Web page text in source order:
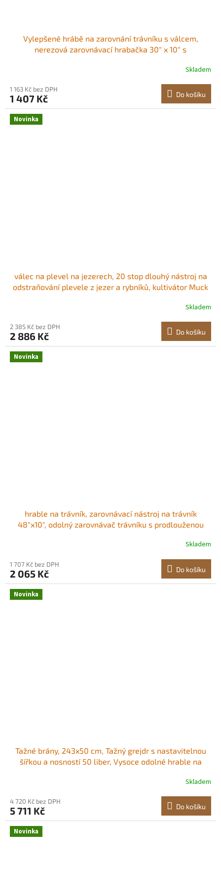
Vylepšené hrábě na zarovnání trávníku s válcem,
nerezová zarovnávací hrabačka 30" x 10" s
trávníku, nástroj pro úsporu práce na golfovém hřišti
Robustní a odolný Povrch odolný proti
Skladem
1 163 Kč bez DPH
1 407 Kč Do košíku
Novinka
válec na plevel na jezerech, 20 stop dlouhý nástroj na
odstraňování plevele z jezer a rybníků, kultivátor Muck
nahromaděné nečistoty, 6 předem smontovaných nožů
z nerezové oceli, 6 hliníkových
Skladem
2 385 Kč bez DPH
2 886 Kč Do košíku
Novinka
hrable na trávník, zarovnávací nástroj na trávník
48"x10", odolný zarovnávač trávníku s prodlouženou
zahradu, golfový trávník, farmu Ztluštěná a těžšíSkladem
1 707 Kč bez DPH
2 065 Kč Do košíku
Novinka
Tažné brány, 243x50 cm, Tažný grejdr s nastavitelnou
šířkou a nosností 50 liber, Vysoce odolné hrable na
tahač pro příjezdové cesty, Vhodné pro čtyřkolky, UTV a
traktory Odolný ocelový rám,
Skladem
4 720 Kč bez DPH
5 711 Kč Do košíku
Novinka